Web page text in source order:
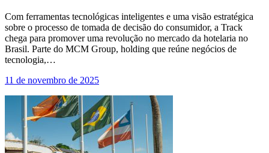
Com ferramentas tecnológicas inteligentes e uma visão estratégica
sobre o processo de tomada de decisão do consumidor, a Track
chega para promover uma revolução no mercado da hotelaria no
Brasil. Parte do MCM Group, holding que reúne negócios de
tecnologia,…
11 de novembro de 2025